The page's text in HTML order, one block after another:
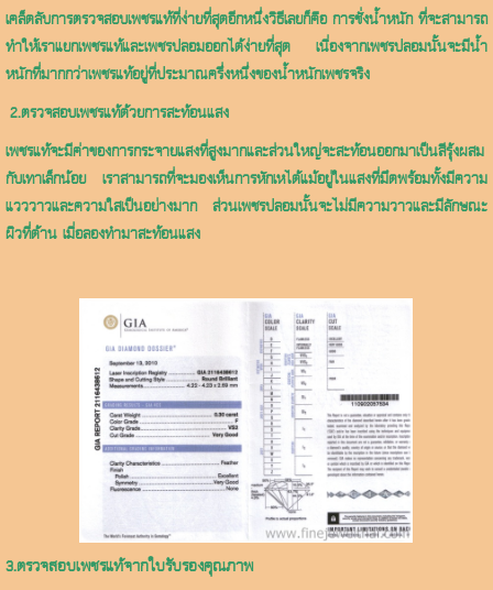
เคล็ดลับการตรวจสอบเพชรแท้ที่ง่ายที่สุดอีกหนึ่งวิธีเลยก็คือ การชั่งน้ำหนัก ที่จะสามารถ
ทำให้เราแยกเพชรแท้และเพชรปลอมออกได้ง่ายที่สุด เนื่องจากเพชรปลอมนั้นจะมีน้ำ
หนักที่มากกว่าเพชรแท้อยู่ที่ประมาณครึ่งหนึ่งของน้ำหนักเพชรจริง
2.ตรวจสอบเพชรแท้ด้วยการสะท้อนแสง
เพชรแท้จะมีค่าของการกระจายแสงที่สูงมากและส่วนใหญ่จะสะท้อนออกมาเป็นสีรุ้งผสม
กับเทาเล็กน้อย เราสามารถที่จะมองเห็นการหักเหได้แม้อยู่ในแสงที่มึดพร้อมทั้งมีความ
แวววาวและความใสเป็นอย่างมาก ส่วนเพชรปลอมนั้นจะไม่มีความวาวและมีลักษณะ
ผิวที่ด้าน เมื่อลองทำมาสะท้อนแสง
3.ตรวจสอบเพชรแท้จากใบรับรองคุณภาพ